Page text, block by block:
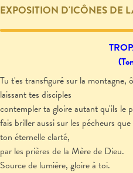
EXPOSITION D'ICÔNES DE
Tu t'es transfiguré sur la montagne,
laissant tes disciples
contempler ta gloire autant qu'ils le
fais briller aussi sur les pécheurs
ton éternelle clarté,
par les prières de la Mère de Dieu.
Source de lumière, gloire à toi.